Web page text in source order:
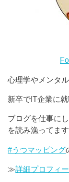
心理学やメンタ
新卒でIT企業に
ブログを仕事に
を読み漁ってます
#うつマッピング
≫詳細プロフィ